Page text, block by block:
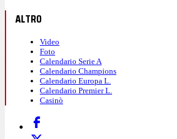
ALTRO
Video
Foto
Calendario Serie A
Calendario Champions
Calendario Europa L.
Calendario Premier L.
Casinò